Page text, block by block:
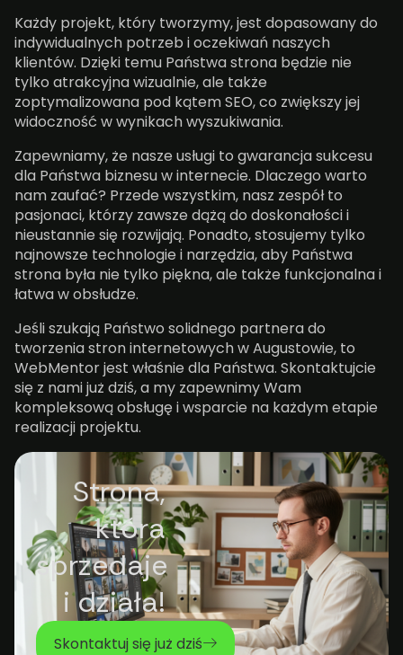
Każdy projekt, który tworzymy, jest dopasowany do
indywidualnych potrzeb i oczekiwań naszych
klientów. Dzięki temu Państwa strona będzie nie
tylko atrakcyjna wizualnie, ale także
zoptymalizowana pod kątem SEO, co zwiększy jej
widoczność w wynikach wyszukiwania.
Zapewniamy, że nasze usługi to gwarancja sukcesu
dla Państwa biznesu w internecie. Dlaczego warto
nam zaufać? Przede wszystkim, nasz zespół to
pasjonaci, którzy zawsze dążą do doskonałości i
nieustannie się rozwijają. Ponadto, stosujemy tylko
najnowsze technologie i narzędzia, aby Państwa
strona była nie tylko piękna, ale także funkcjonalna i
łatwa w obsłudze.
Jeśli szukają Państwo solidnego partnera do
tworzenia stron internetowych w Augustowie, to
WebMentor jest właśnie dla Państwa. Skontaktujcie
się z nami już dziś, a my zapewnimy Wam
kompleksową obsługę i wsparcie na każdym etapie
realizacji projektu.
Strona,
która
sprzedaje
i działa!
Skontaktuj się już dziś